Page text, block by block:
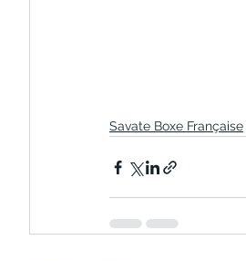
Savate Boxe Française